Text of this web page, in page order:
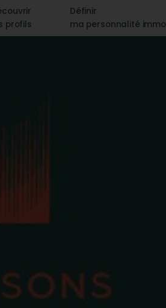
profils
Définir
ma personnalité immo